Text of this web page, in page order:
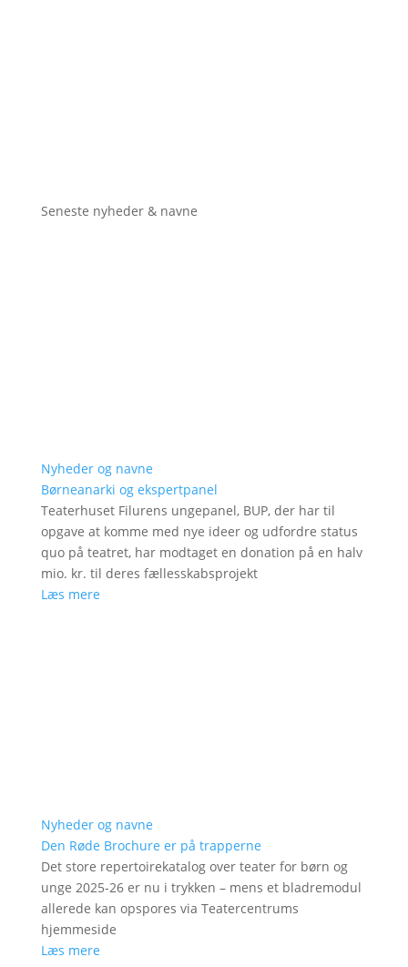
Seneste nyheder & navne
Nyheder og navne
Børneanarki og ekspertpanel
Teaterhuset Filurens ungepanel, BUP, der har til
opgave at komme med nye ideer og udfordre status
quo på teatret, har modtaget en donation på en halv
mio. kr. til deres fællesskabsprojekt
Læs mere
Nyheder og navne
Den Røde Brochure er på trapperne
Det store repertoirekatalog over teater for børn og
unge 2025-26 er nu i trykken – mens et bladremodul
allerede kan opspores via Teatercentrums
hjemmeside
Læs mere